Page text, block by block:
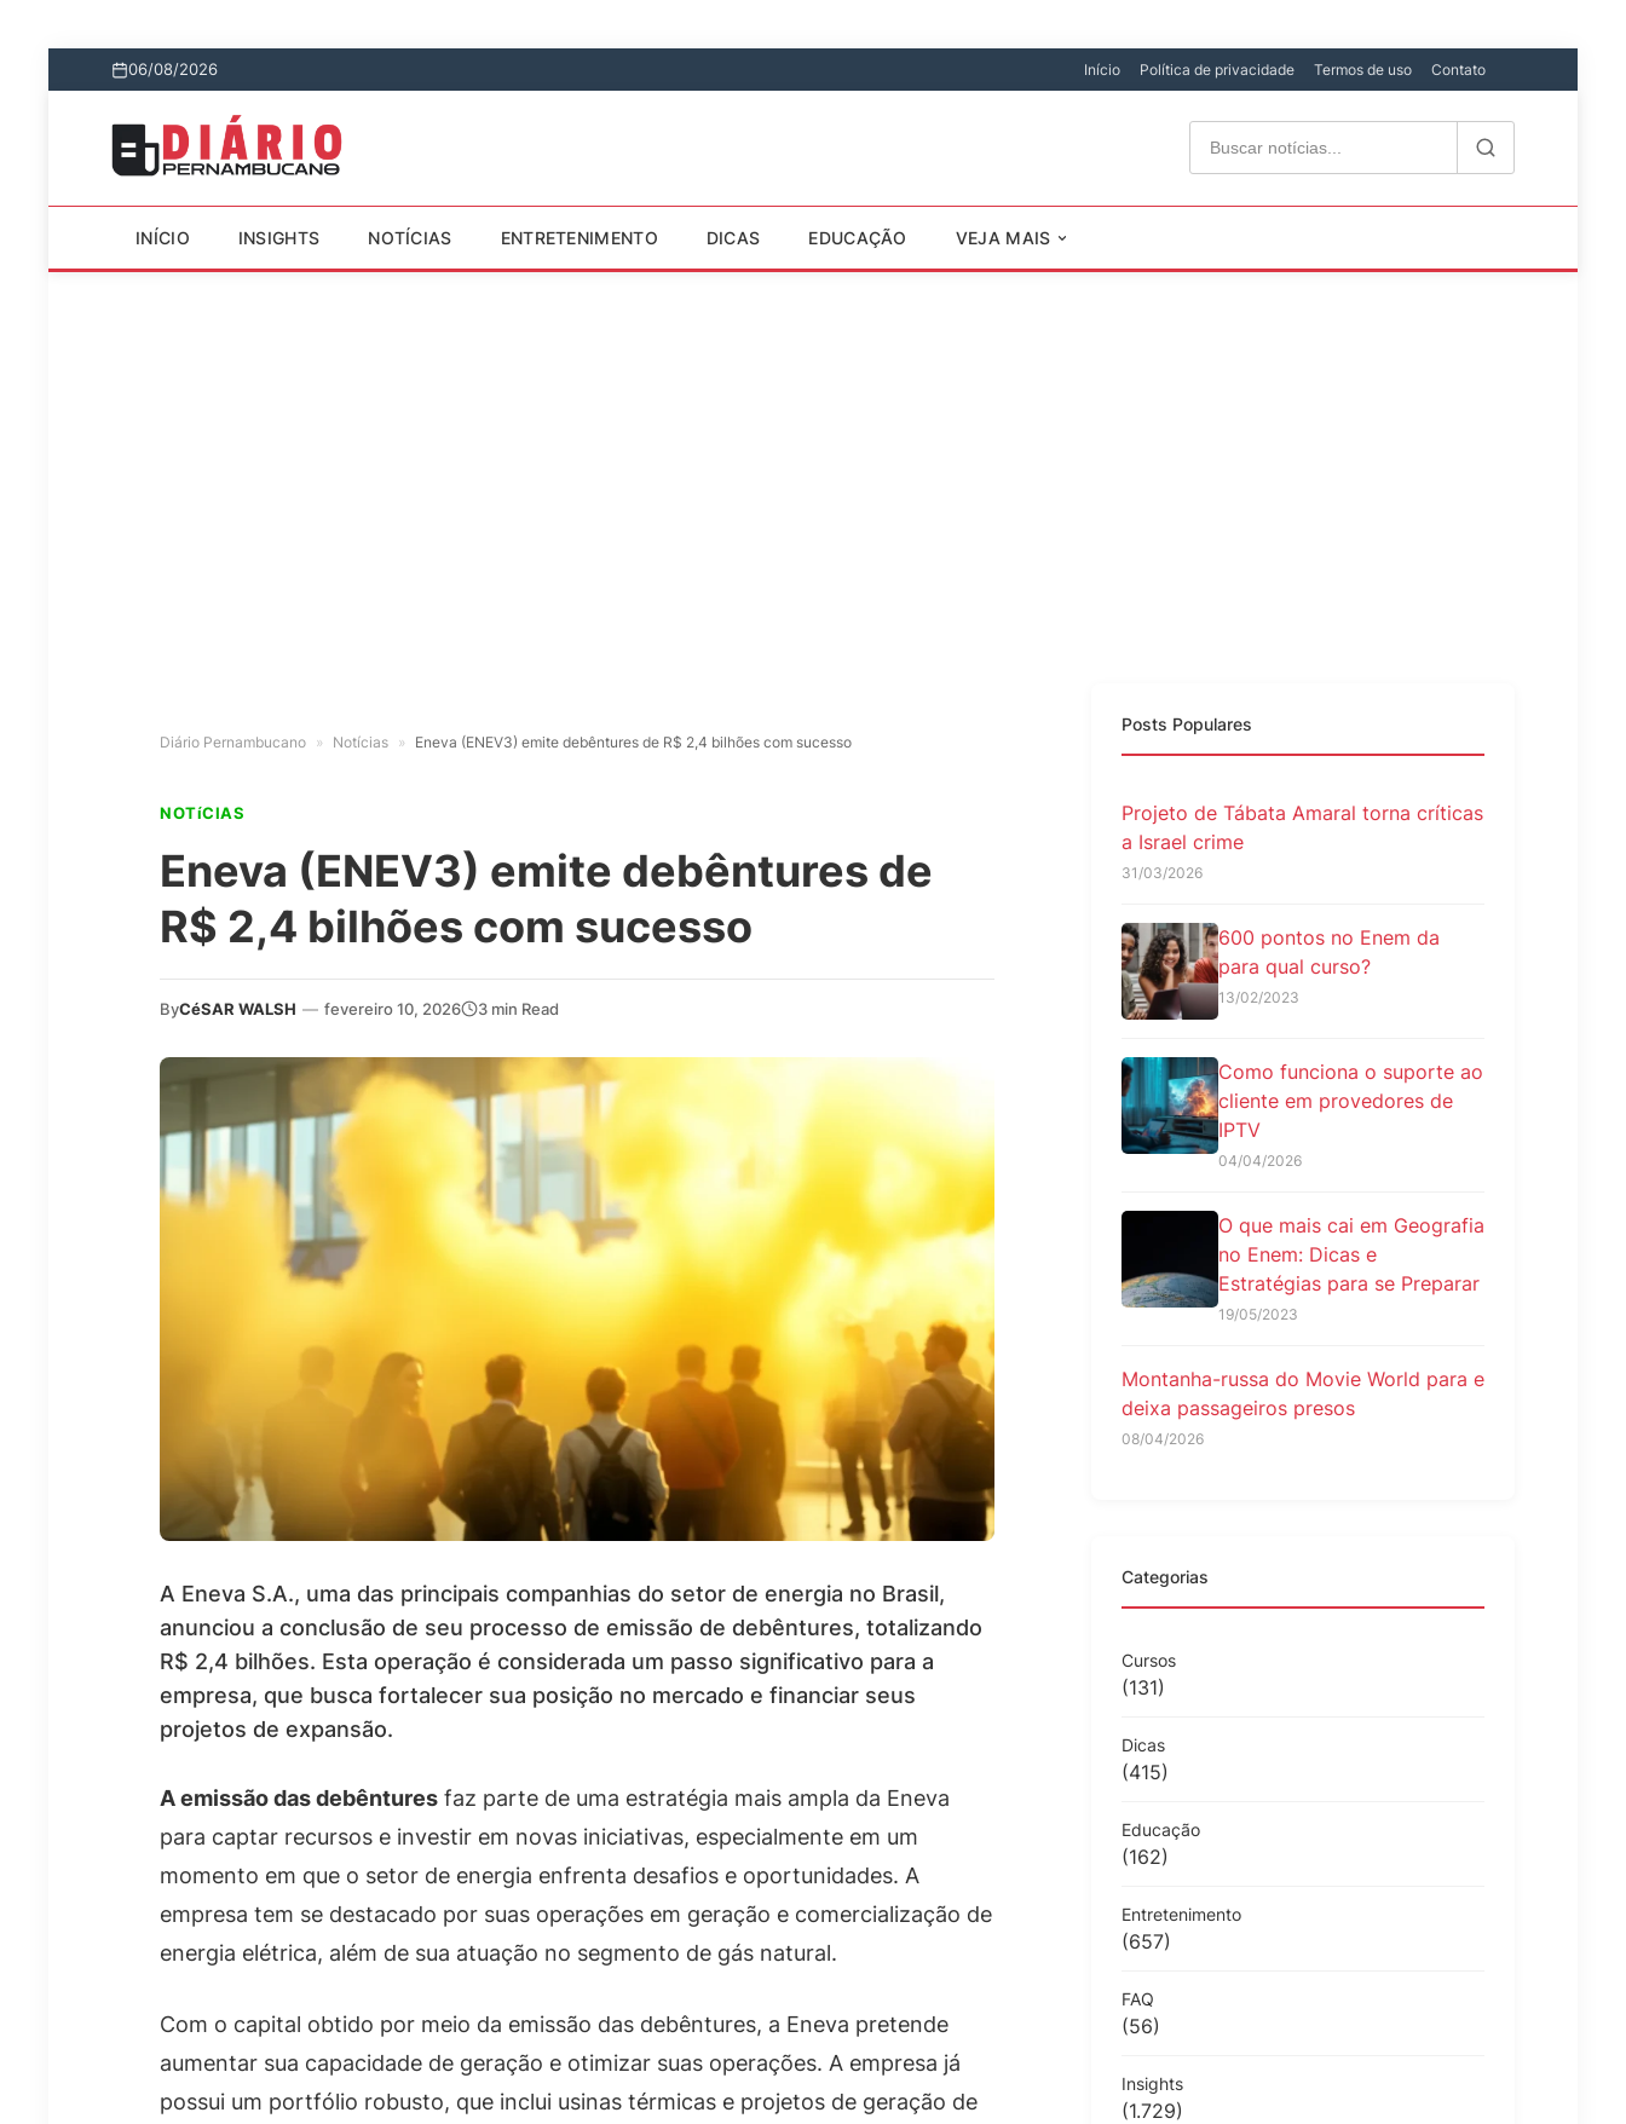
06/08/2026 Início Política de privacidade Termos de uso Contato
INÍCIO INSIGHTS NOTÍCIAS ENTRETENIMENTO DICAS EDUCAÇÃO VEJA MAIS
Diário Pernambucano » Notícias » Eneva (ENEV3) emite debêntures de R$ 2,4 bilhões com sucesso
NOTíCIAS
Eneva (ENEV3) emite debêntures de
R$ 2,4 bilhões com sucesso
ByCéSAR WALSH — fevereiro 10, 2026 3 min Read
A Eneva S.A., uma das principais companhias do setor de energia no Brasil,
anunciou a conclusão de seu processo de emissão de debêntures, totalizando
R$ 2,4 bilhões. Esta operação é considerada um passo significativo para a
empresa, que busca fortalecer sua posição no mercado e financiar seus
projetos de expansão.
A emissão das debêntures faz parte de uma estratégia mais ampla da Eneva
para captar recursos e investir em novas iniciativas, especialmente em um
momento em que o setor de energia enfrenta desafios e oportunidades. A
empresa tem se destacado por suas operações em geração e comercialização de
energia elétrica, além de sua atuação no segmento de gás natural.
Com o capital obtido por meio da emissão das debêntures, a Eneva pretende
aumentar sua capacidade de geração e otimizar suas operações. A empresa já
possui um portfólio robusto, que inclui usinas térmicas e projetos de geração de
Posts Populares
Projeto de Tábata Amaral torna críticas
a Israel crime
31/03/2026
600 pontos no Enem da
para qual curso?
13/02/2023
Como funciona o suporte ao
cliente em provedores de
IPTV
04/04/2026
O que mais cai em Geografia
no Enem: Dicas e
Estratégias para se Preparar
19/05/2023
Montanha-russa do Movie World para e
deixa passageiros presos
08/04/2026
Categorias
Cursos
(131)
Dicas
(415)
Educação
(162)
Entretenimento
(657)
FAQ
(56)
Insights
(1.729)